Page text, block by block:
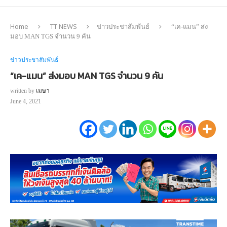
Home TT NEWS ข่าวประชาสัมพันธ์
“เค-แมน” ส่ง
มอบ MAN TGS จำนวน 9 คัน
ข่าวประชาสัมพันธ์
“เค-แมน” ส่งมอบ MAN TGS จำนวน 9 คัน
written by เมษา
June 4, 2021